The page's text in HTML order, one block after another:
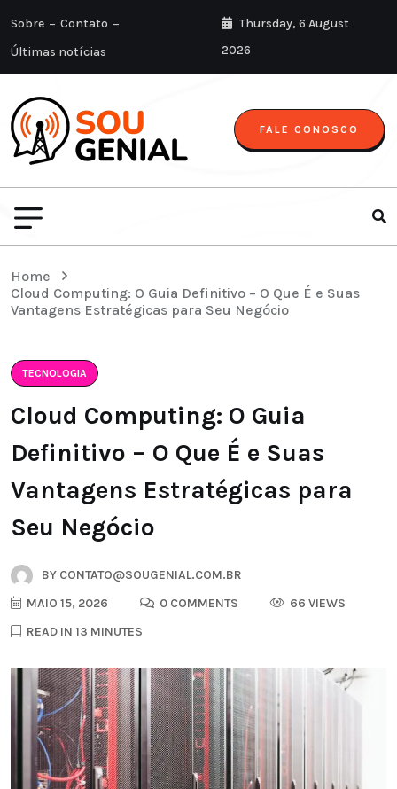
Sobre
Contato
Últimas notícias
Thursday, 6 August
2026
FALE CONOSCO
Home
Cloud Computing: O Guia Definitivo – O Que É e Suas
Vantagens Estratégicas para Seu Negócio
TECNOLOGIA
Cloud Computing: O Guia
Definitivo – O Que É e Suas
Vantagens Estratégicas para
Seu Negócio
BY CONTATO@SOUGENIAL.COM.BR
MAIO 15, 2026
0 COMMENTS
66 VIEWS
READ IN 13 MINUTES